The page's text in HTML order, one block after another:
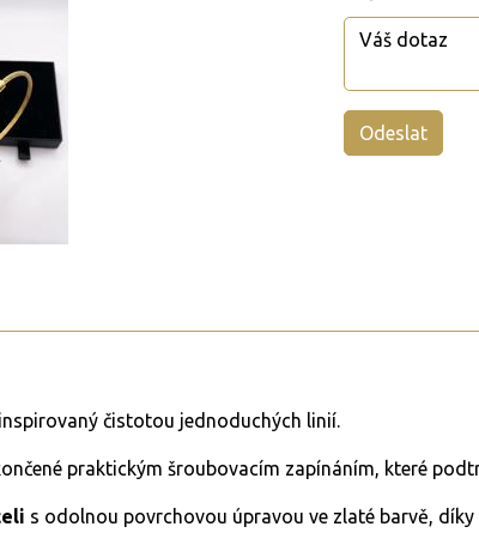
čistotou jednoduchých linií.
praktickým šroubovacím zapínáním, které
s odolnou povrchovou úpravou ve zlaté barvě,